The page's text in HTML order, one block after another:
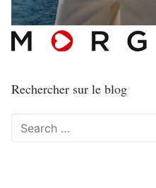
Rechercher sur le blog
Rechercher